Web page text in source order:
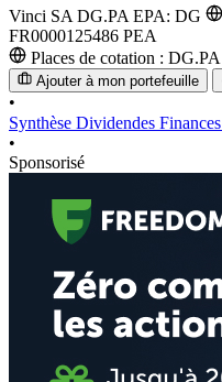
Vinci SA DG.PA EPA: DG
FR0000125486 PEA
Places de cotation : DG.PA
Ajouter à mon portefeuille
•
Synthèse Dividendes Finances
•
Sponsorisé